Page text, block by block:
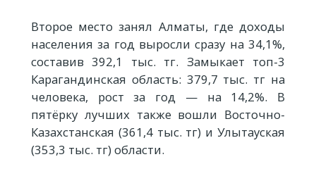
Второе место занял Алматы, где доходы
населения за год выросли сразу на 34,1%,
составив 392,1 тыс. тг. Замыкает топ-3
Карагандинская область: 379,7 тыс. тг на
человека, рост за год — на 14,2%. В
пятёрку лучших также вошли Восточно-
Казахстанская (361,4 тыс. тг) и Улытауская
(353,3 тыс. тг) области.